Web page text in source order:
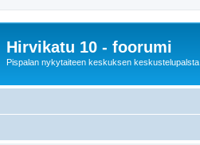
Hirvikatu 10 - foorumi
Pispalan nykytaiteen keskuksen keskustelupalsta